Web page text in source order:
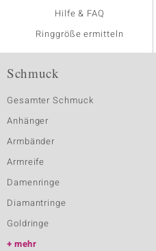
Hilfe & FAQ
Ringgröße ermitteln
Schmuck
Gesamter Schmuck
Anhänger
Armbänder
Armreife
Damenringe
Diamantringe
Goldringe
mehr